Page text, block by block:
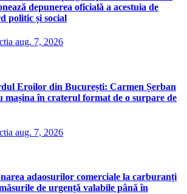
depunerea oficială a acestuia de
politic și social
aug. 7, 2026
Eroilor din București: Carmen Șerban
mașina în craterul format de o surpare de
aug. 7, 2026
adaosurilor comerciale la carburanți
de urgență valabile până în